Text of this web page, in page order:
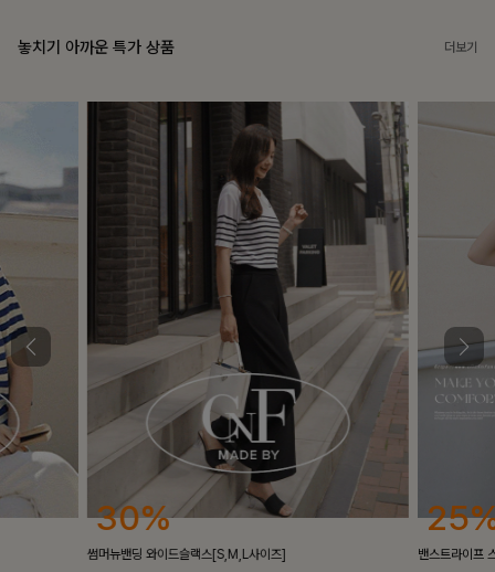
놓치기 아까운 특가 상품 더보기
25%
밴스트라이프 스트링원피스
12%
쥬린레이스 카